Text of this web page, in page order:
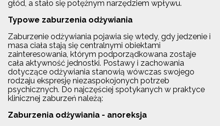
głód, a stało się potężnym narzędziem wpływu.
Typowe zaburzenia odżywiania
Zaburzenie odżywiania pojawia się wtedy, gdy jedzenie i
masa ciała stają się centralnymi obiektami
zainteresowania, którym podporządkowana zostaje
cała aktywność jednostki. Postawy i zachowania
dotyczące odżywiania stanowią wówczas swojego
rodzaju ekspresję niezaspokojonych potrzeb
psychicznych. Do najczęściej spotykanych w praktyce
klinicznej zaburzeń należą:
Zaburzenia odżywiania - anoreksja